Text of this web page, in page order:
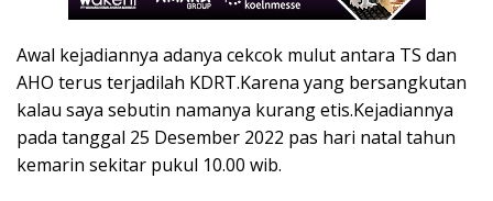
Awal kejadiannya adanya cekcok mulut antara TS dan
AHO terus terjadilah KDRT.Karena yang bersangkutan
kalau saya sebutin namanya kurang etis.Kejadiannya
pada tanggal 25 Desember 2022 pas hari natal tahun
kemarin sekitar pukul 10.00 wib.